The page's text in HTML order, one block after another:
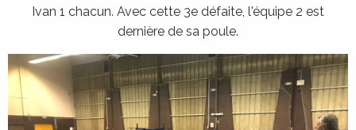
Ivan 1 chacun. Avec cette 3e défaite, l'équipe 2 est
dernière de sa poule.